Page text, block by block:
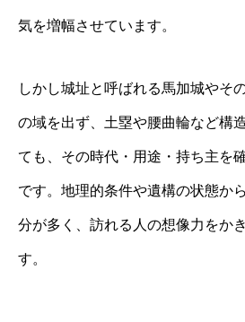
気を増幅させています。
しかし城址と呼ばれる馬加城やそ
の域を出ず、土塁や腰曲輪など構
ても、その時代・用途・持ち主を
です。地理的条件や遺構の状態か
分が多く、訪れる人の想像力をか
す。